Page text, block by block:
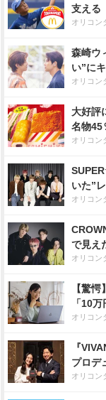
支える
オリコン
森崎ウ
い”に
オリコン
大好評
名物45
オリコン
いた”
オリコン
で見え
オリコン
【驚
「10
オリコン
『
プロデ
オリコン